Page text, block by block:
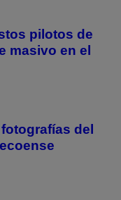
pilotos de
masivo en el
del